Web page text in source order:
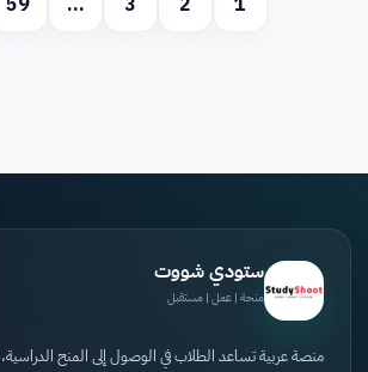
ستودي شووت
منحة | عمل | مستقبل
منصة عربية تساعد الطلاب في الوصول إلى المنح